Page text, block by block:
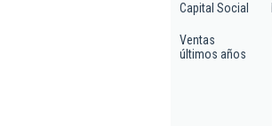
Capital Social
Ventas
últimos años